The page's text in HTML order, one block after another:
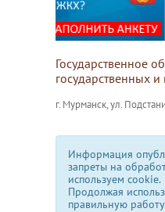
Государственное
государственных
г. Мурманск, ул.
Информация
запреты на
используем сookie.
Продолжая
правильную